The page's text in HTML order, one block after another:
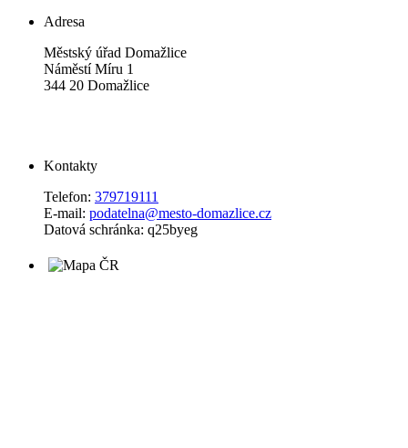
Adresa
Městský úřad Domažlice
Náměstí Míru 1
344 20 Domažlice
Kontakty
Telefon: 379719111
E-mail: podatelna@mesto-domazlice.cz
Datová schránka: q25byeg